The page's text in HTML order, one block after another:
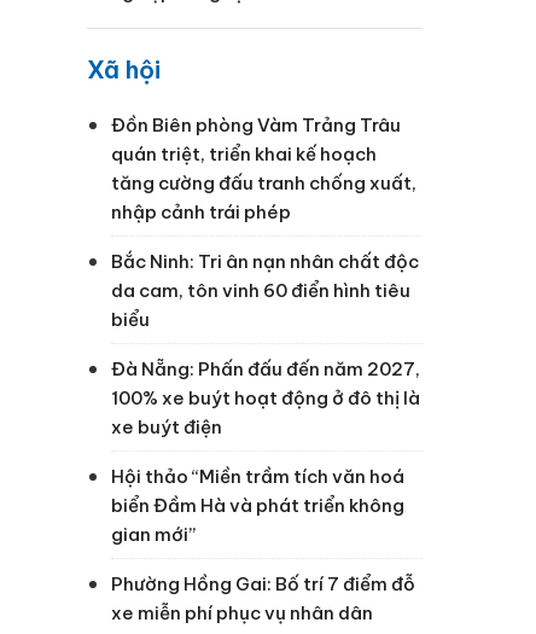
Xã hội
Đồn Biên phòng Vàm Trảng Trâu
quán triệt, triển khai kế hoạch
tăng cường đấu tranh chống xuất,
nhập cảnh trái phép
Bắc Ninh: Tri ân nạn nhân chất độc
da cam, tôn vinh 60 điển hình tiêu
biểu
Đà Nẵng: Phấn đấu đến năm 2027,
100% xe buýt hoạt động ở đô thị là
xe buýt điện
Hội thảo “Miền trầm tích văn hoá
biển Đầm Hà và phát triển không
gian mới”
Phường Hồng Gai: Bố trí 7 điểm đỗ
xe miễn phí phục vụ nhân dân